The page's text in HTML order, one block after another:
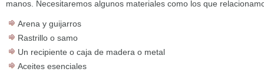
manos. Necesitaremos algunos materiales como los que
Arena y guijarros
Rastrillo o samo
Un recipiente o caja de madera o metal
Aceites esenciales